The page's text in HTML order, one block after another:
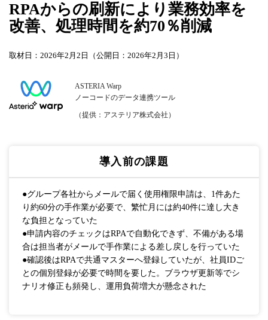
RPAからの刷新により業務効率を
改善、処理時間を約70％削減
取材日：2026年2月2日（公開日：2026年2月3日）
ASTERIA Warp
ノーコードのデータ連携ツール
（提供：アステリア株式会社）
導入前の課題
●グループ各社からメールで届く使用権限申請は、1件あた
り約60分の手作業が必要で、繁忙月には約40件に達し大き
な負担となっていた
●申請内容のチェックはRPAで自動化できず、不備がある場
合は担当者がメールで手作業による差し戻しを行っていた
●確認後はRPAで共通マスターへ登録していたが、社員IDご
との個別登録が必要で時間を要した。ブラウザ更新等でシ
ナリオ修正も頻発し、運用負荷増大が懸念された